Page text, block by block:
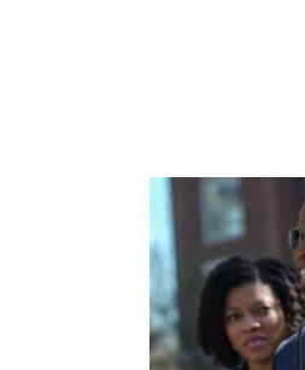
防止鼠害，維護